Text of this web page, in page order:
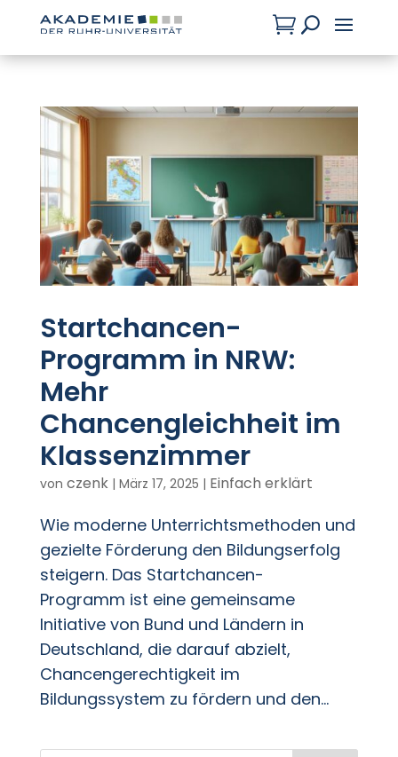
U

Startchancen-
Programm in NRW:
Mehr
Chancengleichheit im
Klassenzimmer
von czenk| März 17, 2025 | Einfach erklärt
Wie moderne Unterrichtsmethoden und
gezielte Förderung den Bildungserfolg
steigern. Das Startchancen-
Programm ist eine gemeinsame
Initiative von Bund und Ländern in
Deutschland, die darauf abzielt,
Chancengerechtigkeit im
Bildungssystem zu fördern und den...